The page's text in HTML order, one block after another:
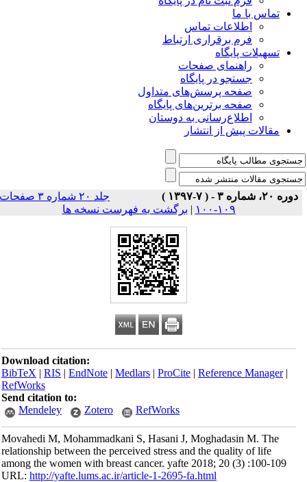
تماس با ما
اطلاعات تماس
فرم برقراری ارتباط
تسهیلات پایگاه
راهنمای صفحات
جستجو در پایگاه
صفحه پرسش‌های متداول
صفحه برترین‌های پایگاه
اطلاع‌رسانی به دوستان
مقالات پیش از انتشار
دوره ۲۰، شماره ۳ - ( ۷-۱۳۹۷ )
جلد ۲۰ شماره ۳ صفحات
۱۰۹-۱۰۰
| برگشت به فهرست نسخه ها
Download citation:
BibTeX|RIS|EndNote|Medlars|ProCite|Reference Manager
RefWorks
Send citation to:
Mendeley
Zotero RefWorks
Movahedi M, Mohammadkani S, Hasani J, Moghadasin M. The
relationship between the perceived stress and the quality of life
among the women with breast cancer. yafte 2018; 20 (3) :100-109
URL:http://yafte.lums.ac.ir/article-1-2695-fa.html